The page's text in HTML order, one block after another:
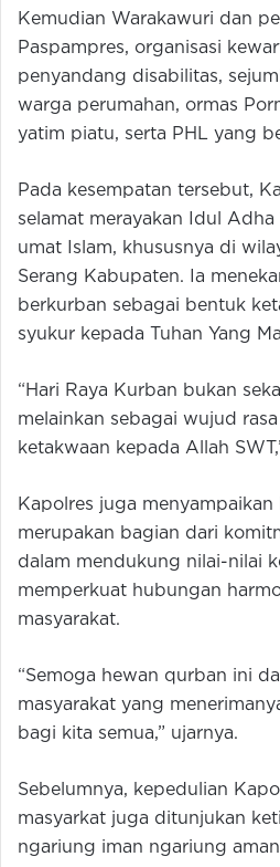
Kemudian Warakawuri dan
Paspampres, organisasi
penyandang disabilitas,
warga perumahan, ormas
yatim piatu, serta PHL yang
Pada kesempatan tersebut,
selamat merayakan Idul Adha
umat Islam, khususnya di
Serang Kabupaten. Ia
berkurban sebagai bentuk
syukur kepada Tuhan Yang
“Hari Raya Kurban bukan
melainkan sebagai wujud
ketakwaan kepada Allah
Kapolres juga
merupakan bagian dari
dalam mendukung nilai-nilai
memperkuat hubungan
masyarakat.
“Semoga hewan qurban ini
masyarakat yang
bagi kita semua,” ujarnya.
Sebelumnya, kepedulian
masyarkat juga ditunjukan
ngariung iman ngariung